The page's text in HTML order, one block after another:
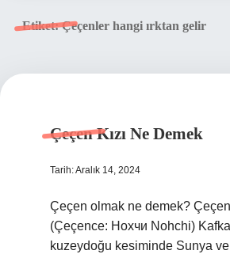
Etiket:Çeçenler hangi ırktan gelir
Çeçen Kızı Ne Demek
Tarih: Aralık 14, 2024
Çeçen olmak ne demek?
(Çeçence: Hохчи Nohchi)
kuzeydoğu kesiminde Sunya